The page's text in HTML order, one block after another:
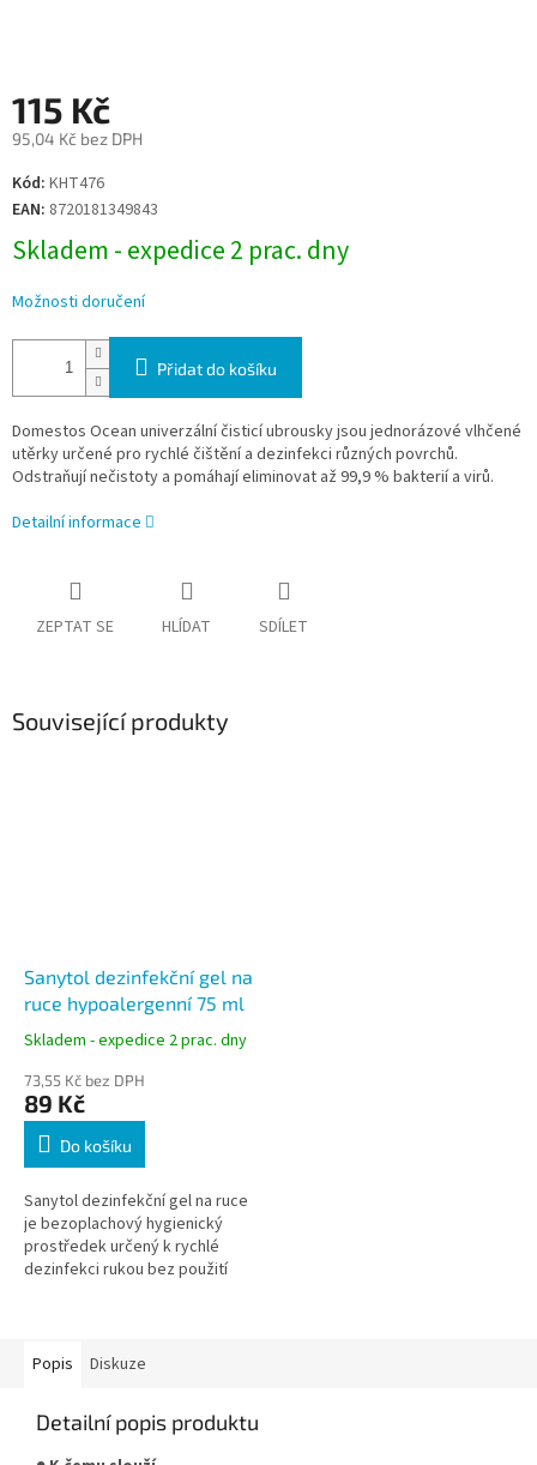
115 Kč
95,04 Kč bez DPH
Měrná
cena:
Kód: KHT476
EAN: 8720181349843
Skladem - expedice 2 prac. dny
Možnosti doručení
Přidat do košíku
Domestos Ocean univerzální čisticí ubrousky jsou jednorázové vlhčené
utěrky určené pro rychlé čištění a dezinfekci různých povrchů.
Odstraňují nečistoty a pomáhají eliminovat až 99,9 % bakterií a virů.
Detailní informace
ZEPTAT SE HLÍDAT SDÍLET
Související produkty
Sanytol dezinfekční gel na
ruce hypoalergenní 75 ml
Skladem - expedice 2 prac. dny
73,55 Kč bez DPH
89 Kč
Do košíku
Sanytol dezinfekční gel na ruce
je bezoplachový hygienický
prostředek určený k rychlé
dezinfekci rukou bez použití
Popis Diskuze
Detailní popis produktu